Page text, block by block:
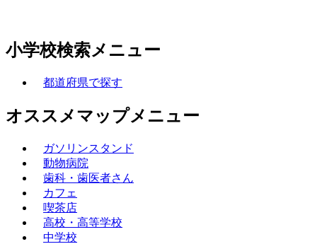
小学校検索メニュー
都道府県で探す
オススメマップメニュー
ガソリンスタンド
動物病院
歯科・歯医者さん
カフェ
喫茶店
高校・高等学校
中学校